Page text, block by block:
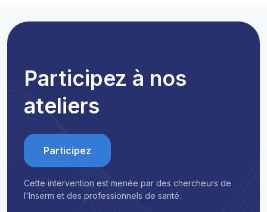
Participez à nos
ateliers
Participez
Cette intervention est menée par des chercheurs de
l'Inserm et des professionnels de santé.